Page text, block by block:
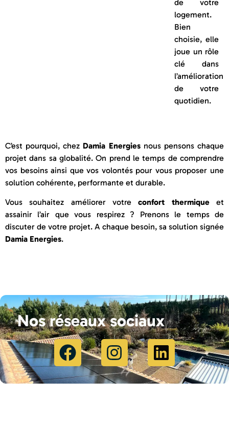
de votre
logement.
Bien
choisie, elle
joue un rôle
clé dans
l’amélioration
de votre
quotidien.
C’est pourquoi, chez Damia Energiesnous pensons chaque
projet dans sa globalité. On prend le temps de comprendre
vos besoins ainsi que vos volontés pour vous proposer une
solution cohérente, performante et durable.
Vous souhaitez améliorer votreconfort thermiqueet
assainir l’air que vous respirez ? Prenons le temps de
discuter de votre projet. A chaque besoin, sa solution signée
Damia Energies.
Nos réseaux sociaux